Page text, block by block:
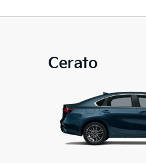
Cerato